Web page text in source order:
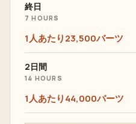
終日
7 HOURS
1人あたり23,500バーツ
2日間
14 HOURS
1人あたり44,000バーツ